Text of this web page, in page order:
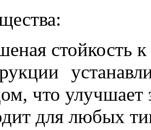
стойкость
что улучшает
для любых